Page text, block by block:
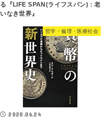
る『LIFE SPAN(ライフスパン)：老
いなき世界』
哲学・倫理・医療社会
2020.06.24